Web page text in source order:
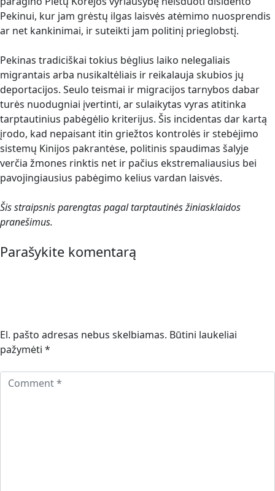
Pekinui, kur jam grėstų ilgas laisvės atėmimo nuosprendis
ar net kankinimai, ir suteikti jam politinį prieglobstį.
Pekinas tradiciškai tokius bėglius laiko nelegaliais
migrantais arba nusikaltėliais ir reikalauja skubios jų
deportacijos. Seulo teismai ir migracijos tarnybos dabar
turės nuodugniai įvertinti, ar sulaikytas vyras atitinka
tarptautinius pabėgėlio kriterijus. Šis incidentas dar kartą
įrodo, kad nepaisant itin griežtos kontrolės ir stebėjimo
sistemų Kinijos pakrantėse, politinis spaudimas šalyje
verčia žmones rinktis net ir pačius ekstremaliausius bei
pavojingiausius pabėgimo kelius vardan laisvės.
Šis straipsnis parengtas pagal tarptautinės žiniasklaidos
pranešimus.
Parašykite komentarą
El. pašto adresas nebus skelbiamas. Būtini laukeliai
pažymėti *